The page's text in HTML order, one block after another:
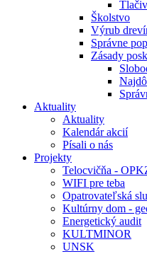
Školstvo
Výrub
Správne
Zásady
Aktuality
Aktuality
Kalendár akcií
Písali o nás
Projekty
Telocvičňa -
WIFI pre teba
Opatrovateľská
Kultúrny dom -
Energetický audit
KULTMINOR
UNSK